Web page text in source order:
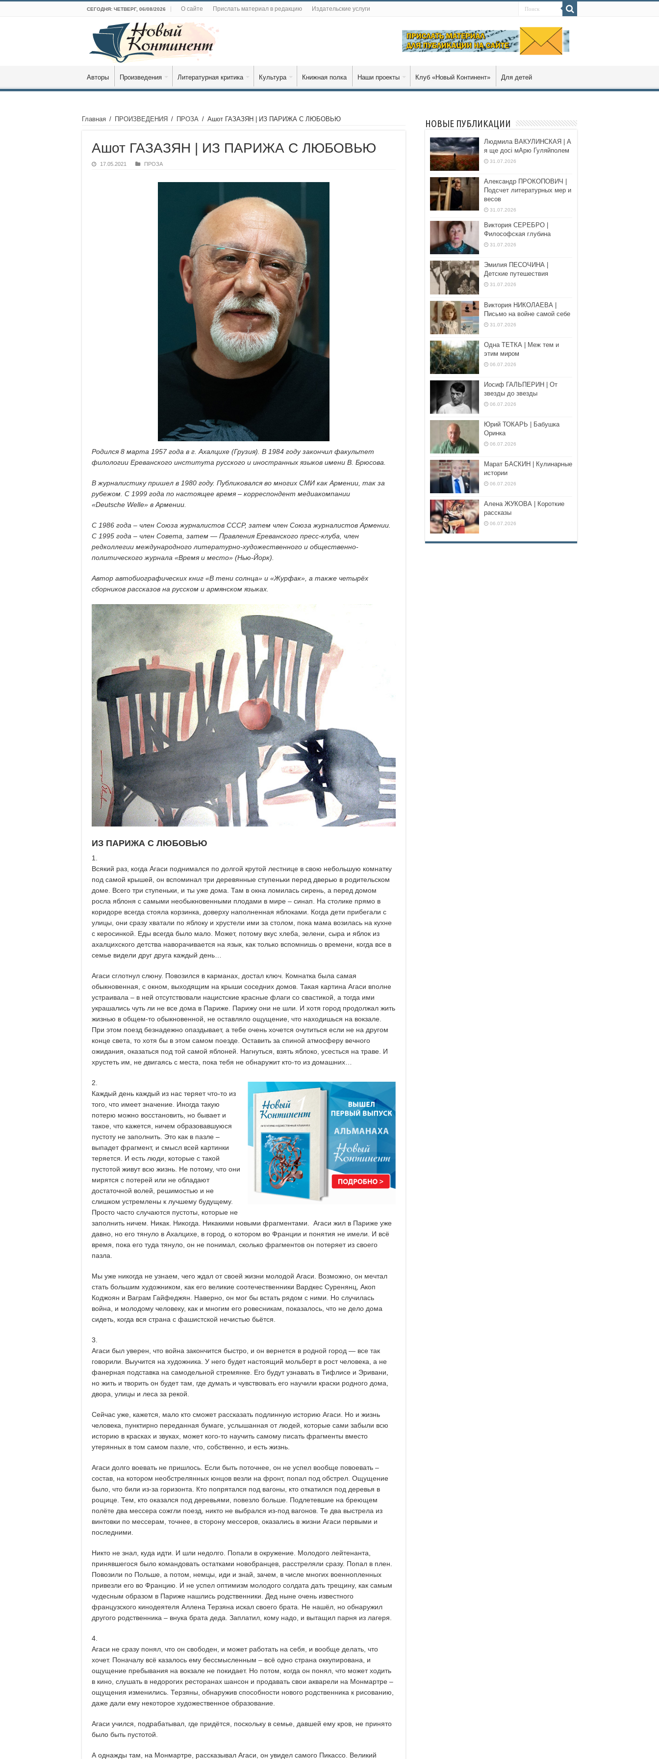
СЕГОДНЯ: ЧЕТВЕРГ, 06/08/2026 О сайте Прислать материал в редакцию Издательские услуги
Авторы Произведения Литературная критика Культура Книжная полка Наши проекты Клуб «Новый Континент» Для детей
Главная / ПРОИЗВЕДЕНИЯ / ПРОЗА / Ашот ГАЗАЗЯН | ИЗ ПАРИЖА С ЛЮБОВЬЮ
Ашот ГАЗАЗЯН | ИЗ ПАРИЖА С ЛЮБОВЬЮ
17.05.2021 ПРОЗА
Родился 8 марта 1957 года в г. Ахалцихе (Грузия). В 1984 году закончил факультет
филологии Ереванского института русского и иностранных языков имени В. Брюсова.
В журналистику пришел в 1980 году. Публиковался во многих СМИ как Армении, так за
рубежом. С 1999 года по настоящее время – корреспондент медиакомпании
«Deutsche Welle» в Армении.
С 1986 года – член Союза журналистов СССР, затем член Союза журналистов Армении.
С 1995 года – член Совета, затем — Правления Ереванского пресс-клуба, член
редколлегии международного литературно-художественного и общественно-
политического журнала «Время и место» (Нью-Йорк).
Автор автобиографических книг «В тени солнца» и «Журфак», а также четырёх
сборников рассказов на русском и армянском языках.
ИЗ ПАРИЖА С ЛЮБОВЬЮ
1.
Всякий раз, когда Агаси поднимался по долгой крутой лестнице в свою небольшую комнатку
под самой крышей, он вспоминал три деревянные ступеньки перед дверью в родительском
доме. Всего три ступеньки, и ты уже дома. Там в окна ломилась сирень, а перед домом
росла яблоня с самыми необыкновенными плодами в мире – синап. На столике прямо в
коридоре всегда стояла корзинка, доверху наполненная яблоками. Когда дети прибегали с
улицы, они сразу хватали по яблоку и хрустели ими за столом, пока мама возилась на кухне
с керосинкой. Еды всегда было мало. Может, потому вкус хлеба, зелени, сыра и яблок из
ахалцихского детства наворачивается на язык, как только вспомнишь о времени, когда все в
семье видели друг друга каждый день…
Агаси сглотнул слюну. Повозился в карманах, достал ключ. Комнатка была самая
обыкновенная, с окном, выходящим на крыши соседних домов. Такая картина Агаси вполне
устраивала – в ней отсутствовали нацистские красные флаги со свастикой, а тогда ими
украшались чуть ли не все дома в Париже. Парижу они не шли. И хотя город продолжал жить
жизнью в общем-то обыкновенной, не оставляло ощущение, что находишься на вокзале.
При этом поезд безнадежно опаздывает, а тебе очень хочется очутиться если не на другом
конце света, то хотя бы в этом самом поезде. Оставить за спиной атмосферу вечного
ожидания, оказаться под той самой яблоней. Нагнуться, взять яблоко, усесться на траве. И
хрустеть им, не двигаясь с места, пока тебя не обнаружит кто-то из домашних…
2.
Каждый день каждый из нас теряет что-то из
того, что имеет значение. Иногда такую
потерю можно восстановить, но бывает и
такое, что кажется, ничем образовавшуюся
пустоту не заполнить. Это как в пазле –
выпадет фрагмент, и смысл всей картинки
теряется. И есть люди, которые с такой
пустотой живут всю жизнь. Не потому, что они
мирятся с потерей или не обладают
достаточной волей, решимостью и не
слишком устремлены к лучшему будущему.
Просто часто случаются пустоты, которые не
заполнить ничем. Никак. Никогда. Никакими новыми фрагментами. Агаси жил в Париже уже
давно, но его тянуло в Ахалцихе, в город, о котором во Франции и понятия не имели. И всё
время, пока его туда тянуло, он не понимал, сколько фрагментов он потеряет из своего
пазла.
Мы уже никогда не узнаем, чего ждал от своей жизни молодой Агаси. Возможно, он мечтал
стать большим художником, как его великие соотечественники Вардкес Суренянц, Акоп
Коджоян и Ваграм Гайфеджян. Наверно, он мог бы встать рядом с ними. Но случилась
война, и молодому человеку, как и многим его ровесникам, показалось, что не дело дома
сидеть, когда вся страна с фашистской нечистью бьётся.
3.
Агаси был уверен, что война закончится быстро, и он вернется в родной город — все так
говорили. Выучится на художника. У него будет настоящий мольберт в рост человека, а не
фанерная подставка на самодельной стремянке. Его будут узнавать в Тифлисе и Эривани,
но жить и творить он будет там, где думать и чувствовать его научили краски родного дома,
двора, улицы и леса за рекой.
Сейчас уже, кажется, мало кто сможет рассказать подлинную историю Агаси. Но и жизнь
человека, пунктирно переданная бумаге, услышанная от людей, которые сами забыли всю
историю в красках и звуках, может кого-то научить самому писать фрагменты вместо
утерянных в том самом пазле, что, собственно, и есть жизнь.
Агаси долго воевать не пришлось. Если быть поточнее, он не успел вообще повоевать –
состав, на котором необстрелянных юнцов везли на фронт, попал под обстрел. Ощущение
было, что били из-за горизонта. Кто попрятался под вагоны, кто откатился под деревья в
рощице. Тем, кто оказался под деревьями, повезло больше. Подлетевшие на бреющем
полёте два мессера сожгли поезд, никто не выбрался из-под вагонов. Те два выстрела из
винтовки по мессерам, точнее, в сторону мессеров, оказались в жизни Агаси первыми и
последними.
Никто не знал, куда идти. И шли недолго. Попали в окружение. Молодого лейтенанта,
принявшегося было командовать остатками новобранцев, расстреляли сразу. Попал в плен.
Повозили по Польше, а потом, немцы, иди и знай, зачем, в числе многих военнопленных
привезли его во Францию. И не успел оптимизм молодого солдата дать трещину, как самым
чудесным образом в Париже нашлись родственники. Дед ныне очень известного
французского кинодеятеля Аллена Терзяна искал своего брата. Не нашёл, но обнаружил
другого родственника – внука брата деда. Заплатил, кому надо, и вытащил парня из лагеря.
4.
Агаси не сразу понял, что он свободен, и может работать на себя, и вообще делать, что
хочет. Поначалу всё казалось ему бессмысленным – всё одно страна оккупирована, и
ощущение пребывания на вокзале не покидает. Но потом, когда он понял, что может ходить
в кино, слушать в недорогих ресторанах шансон и продавать свои акварели на Монмартре –
ощущения изменились. Терзяны, обнаружив способности нового родственника к рисованию,
даже дали ему некоторое художественное образование.
Агаси учился, подрабатывал, где придётся, поскольку в семье, давшей ему кров, не принято
было быть пустотой.
А однажды там, на Монмартре, рассказывал Агаси, он увидел самого Пикассо. Великий
НОВЫЕ ПУБЛИКАЦИИ
Людмила ВАКУЛИНСКАЯ | А
я ще досі мАрю Гуляйполем
31.07.2026
Александр ПРОКОПОВИЧ |
Подсчет литературных мер и
весов
31.07.2026
Виктория СЕРЕБРО |
Философская глубина
31.07.2026
Эмилия ПЕСОЧИНА |
Детские путешествия
31.07.2026
Виктория НИКОЛАЕВА |
Письмо на войне самой себе
31.07.2026
Одна ТЕТКА | Меж тем и
этим миром
06.07.2026
Иосиф ГАЛЬПЕРИН | От
звезды до звезды
06.07.2026
Юрий ТОКАРЬ | Бабушка
Оринка
06.07.2026
Марат БАСКИН | Кулинарные
истории
06.07.2026
Алена ЖУКОВА | Короткие
рассказы
06.07.2026